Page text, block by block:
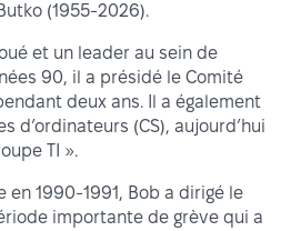
(1955-2026).
et un leader au sein de
90, il a présidé le Comité
deux ans. Il a également
d’ordinateurs (CS), aujourd’hui
TI ».
1990-1991, Bob a dirigé le
importante de grève qui a